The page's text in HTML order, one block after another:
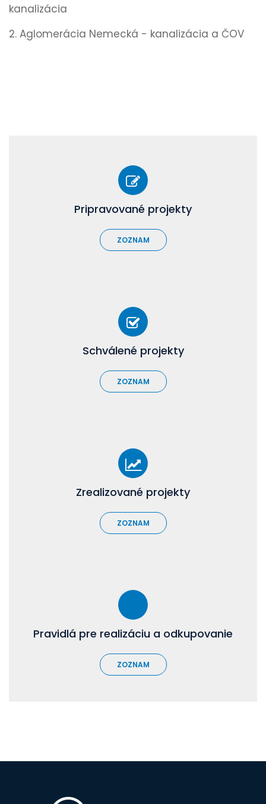
kanalizácia
2. Aglomerácia Nemecká - kanalizácia a ČOV
Pripravované projekty
ZOZNAM
Schválené projekty
ZOZNAM
Zrealizované projekty
ZOZNAM
Pravidlá pre realizáciu a odkupovanie
ZOZNAM